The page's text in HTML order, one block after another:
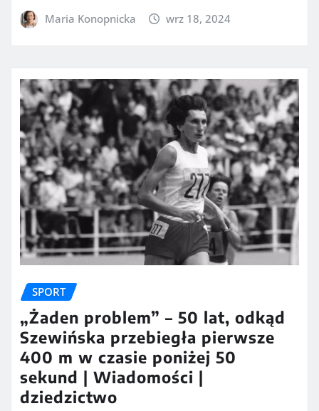
Maria Konopnicka wrz 18, 2024
SPORT
„Żaden problem” – 50 lat, odkąd
Szewińska przebiegła pierwsze
400 m w czasie poniżej 50
sekund | Wiadomości |
dziedzictwo